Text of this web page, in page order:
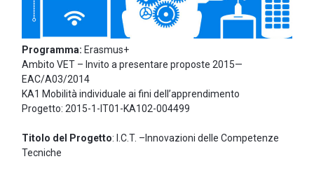
Programma: Erasmus+
Ambito VET – Invito a presentare proposte 2015—
EAC/A03/2014
KA1 Mobilità individuale ai fini dell’apprendimento
Progetto: 2015-1-IT01-KA102-004499
Titolo del Progetto: I.C.T. –Innovazioni delle Competenze
Tecniche